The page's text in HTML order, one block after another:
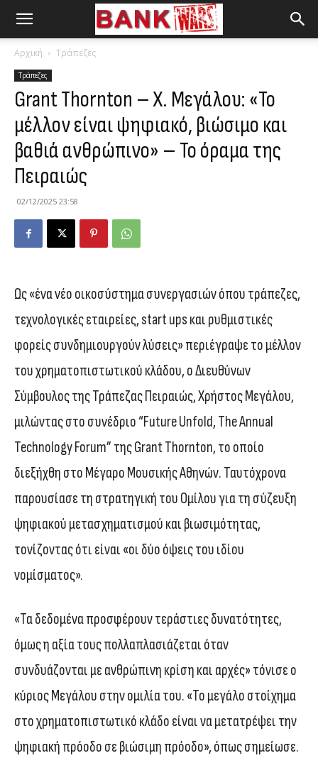
Αρχική Τράπεζες
Τράπεζες
Grant Thornton – Χ. Μεγάλου: «Το
μέλλον είναι ψηφιακό, βιώσιμο και
βαθιά ανθρώπινο» – Το όραμα της
Πειραιώς
02/12/2025 23:58
Ως «ένα νέο οικοσύστημα συνεργασιών όπου τράπεζες,
τεχνολογικές εταιρείες, start ups και ρυθμιστικές
φορείς συνδημιουργούν λύσεις» περιέγραψε το μέλλον
του χρηματοπιστωτικού κλάδου, ο Διευθύνων
Σύμβουλος της Τράπεζας Πειραιώς, Χρήστος Μεγάλου,
μιλώντας στο συνέδριο “Future Unfold, The Annual
Technology Forum” της Grant Thornton, το οποίο
διεξήχθη στο Μέγαρο Μουσικής Αθηνών. Ταυτόχρονα
παρουσίασε τη στρατηγική του Ομίλου για τη σύζευξη
ψηφιακού μετασχηματισμού και βιωσιμότητας,
τονίζοντας ότι είναι «οι δύο όψεις του ιδίου
νομίσματος».
«Τα δεδομένα προσφέρουν τεράστιες δυνατότητες,
όμως η αξία τους πολλαπλασιάζεται όταν
συνδυάζονται με ανθρώπινη κρίση και αρχές» τόνισε ο
κύριος Μεγάλου στην ομιλία του. «Το μεγάλο στοίχημα
στο χρηματοπιστωτικό κλάδο είναι να μετατρέψει την
ψηφιακή πρόοδο σε βιώσιμη πρόοδο», όπως σημείωσε.